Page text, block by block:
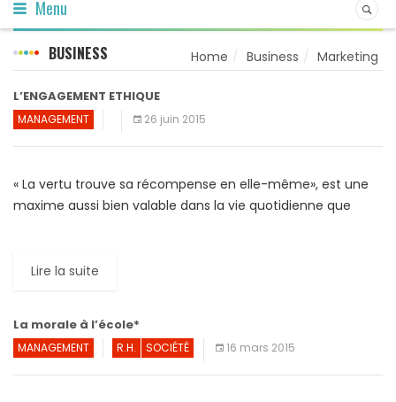
Menu
BUSINESS Home Business Marketing
L’ENGAGEMENT ETHIQUE
MANAGEMENT 26 juin 2015
« La vertu trouve sa récompense en elle-même», est une
maxime aussi bien valable dans la vie quotidienne que
Lire la suite
La morale à l’école*
MANAGEMENT R.H. SOCIÉTÉ 16 mars 2015